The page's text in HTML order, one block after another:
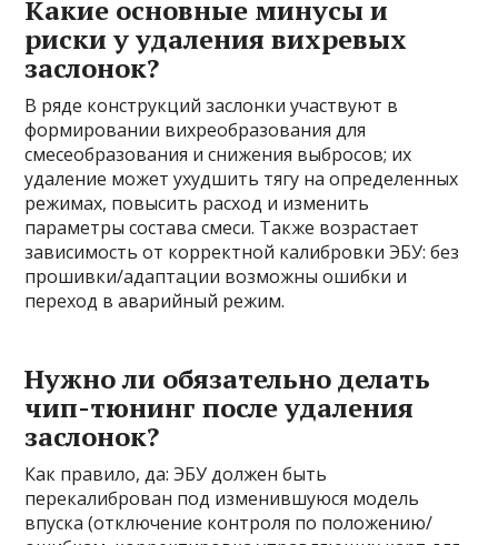
Какие основные минусы и
риски у удаления вихревых
заслонок?
В ряде конструкций заслонки участвуют в
формировании вихреобразования для
смесеобразования и снижения выбросов; их
удаление может ухудшить тягу на определенных
режимах, повысить расход и изменить
параметры состава смеси. Также возрастает
зависимость от корректной калибровки ЭБУ: без
прошивки/адаптации возможны ошибки и
переход в аварийный режим.
Нужно ли обязательно делать
чип-тюнинг после удаления
заслонок?
Как правило, да: ЭБУ должен быть
перекалиброван под изменившуюся модель
впуска (отключение контроля по положению/